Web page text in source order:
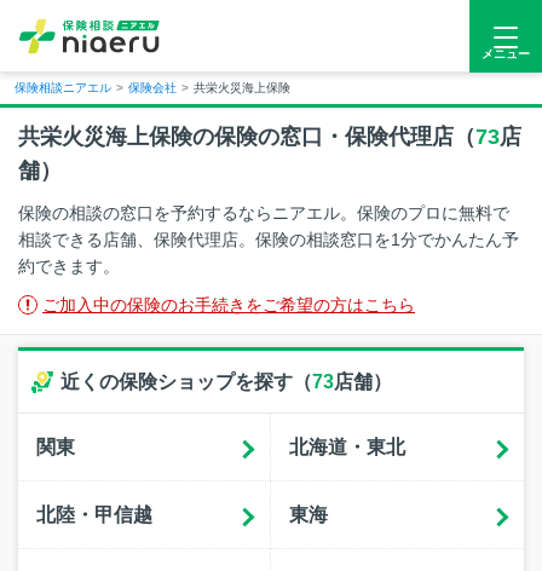
メニュー
保険相談ニアエル > 保険会社 > 共栄火災海上保険
共栄火災海上保険の保険の窓口・保険代理店（73店
舗）
保険の相談の窓口を予約するならニアエル。保険のプロに無料で
相談できる店舗、保険代理店。保険の相談窓口を1分でかんたん予
約できます。
ご加入中の保険のお手続きをご希望の方はこちら
近くの保険ショップを探す（73店舗）
関東 北海道・東北
北陸・甲信越 東海